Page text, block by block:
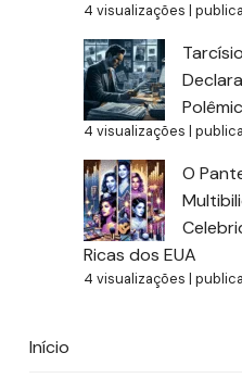
4 visualizações |
4 visualizações |
O
Ricas dos EUA
4 visualizações |
Início